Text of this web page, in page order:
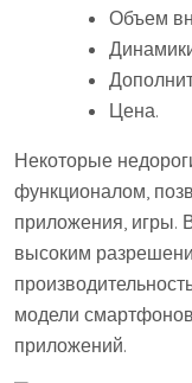
Объем
Цена.
Некоторые
функционалом,
приложения, игры.
высоким
модели
приложений.